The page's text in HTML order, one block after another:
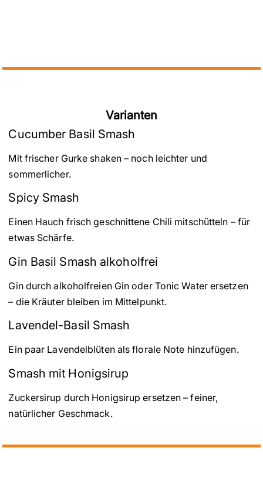
Varianten
Cucumber Basil Smash
Mit frischer Gurke shaken – noch leichter und
sommerlicher.
Spicy Smash
Einen Hauch frisch geschnittene Chili mitschütteln – für
etwas Schärfe.
Gin Basil Smash alkoholfrei
Gin durch alkoholfreien Gin oder Tonic Water ersetzen
– die Kräuter bleiben im Mittelpunkt.
Lavendel-Basil Smash
Ein paar Lavendelblüten als florale Note hinzufügen.
Smash mit Honigsirup
Zuckersirup durch Honigsirup ersetzen – feiner,
natürlicher Geschmack.